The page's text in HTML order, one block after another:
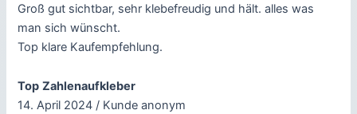
Groß gut sichtbar, sehr klebefreudig und hält. alles was
man sich wünscht.
Top klare Kaufempfehlung.
Top Zahlenaufkleber
14. April 2024 / Kunde anonym